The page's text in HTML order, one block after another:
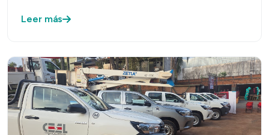
Leer más